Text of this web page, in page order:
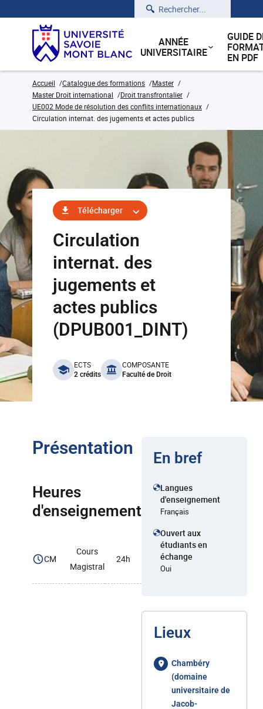
Rechercher
ANNÉE
UNIVERSITAIRE
GUIDE
EN PDF
Accueil Catalogue des formations
Master
Master Droit international
Droit transfrontalier
UE002 Mode de résolution des conflits internationaux
Circulation internat. des jugements et actes publics
Télécharger
Circulation
internat. des
jugements et
actes publics
(DPUB001_DINT)
benefits
ECTS
2 crédits
COMPOSANTE
Faculté de Droit
Présentation
Heures
d'enseignement
CM
Cours
Magistral
24h
En bref
Langues
d'enseignement
Français
Ouvert aux
étudiants en
échange
Oui
Lieux
Chambéry
(domaine
universitaire de
Jacob-